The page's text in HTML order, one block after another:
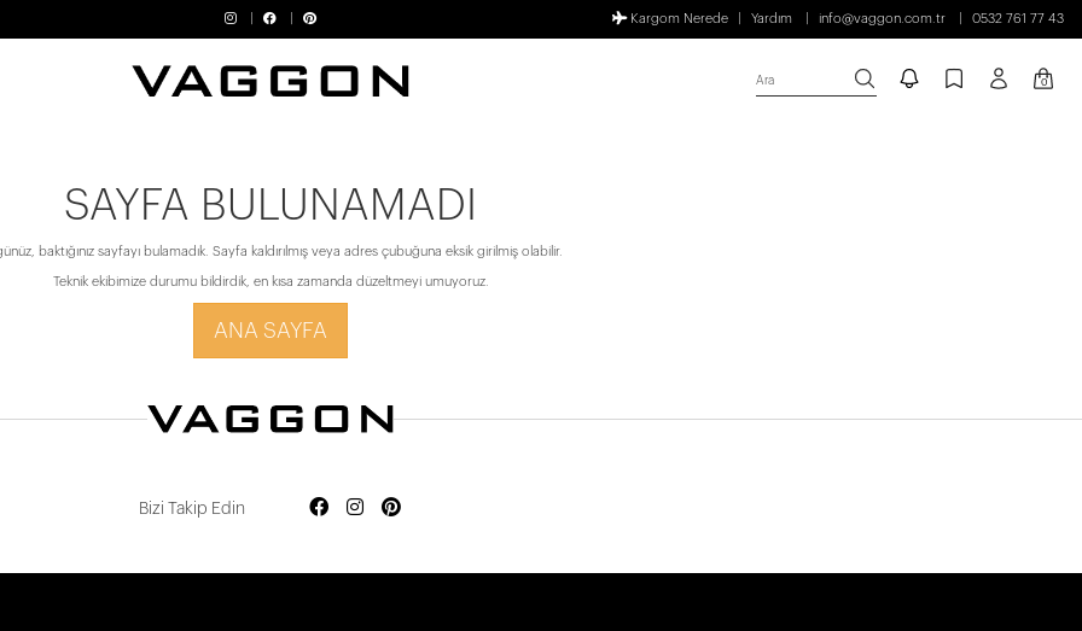
Kargom Nerede Yardım info@vaggon.com.tr 0532 761 77 43
Ara 0
SAYFA BULUNAMADI
baktığınız sayfayı bulamadık. Sayfa kaldırılmış veya adres çubuğuna eksik girilmiş olabilir.
Teknik ekibimize durumu bildirdik, en kısa zamanda düzeltmeyi umuyoruz.
ANA SAYFA
Bizi Takip Edin